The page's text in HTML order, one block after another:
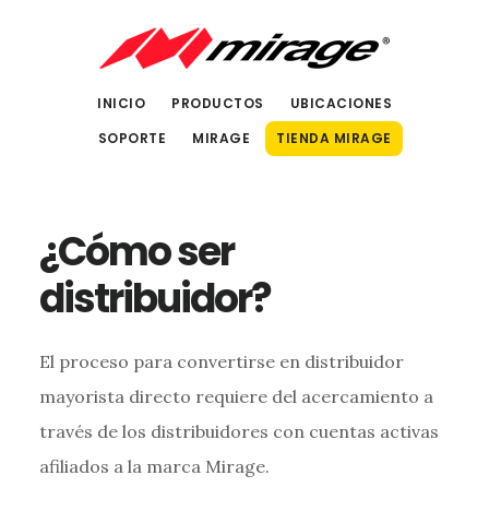
INICIO PRODUCTOS
UBICACIONES
SOPORTE
MIRAGE TIENDA MIRAGE
¿Cómo ser
distribuidor?
El proceso para convertirse en distribuidor
mayorista directo requiere del acercamiento a
través de los distribuidores con cuentas activas
afiliados a la marca Mirage.